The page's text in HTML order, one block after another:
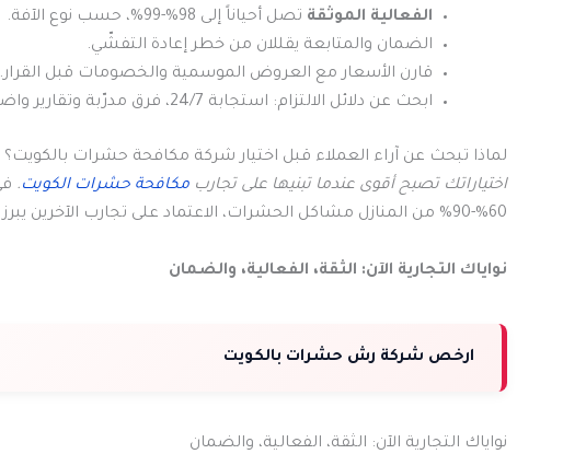
الفعالية الموثقة تصل أحياناً إلى 98%-99%، حسب نوع الآفة.
الضمان والمتابعة يقللان من خطر إعادة التفشّي.
قارن الأسعار مع العروض الموسمية والخصومات قبل القرار.
ابحث عن دلائل الالتزام: استجابة 24/7، فرق مدرّبة وتقارير واضحة.
لماذا تبحث عن آراء العملاء قبل اختيار شركة مكافحة حشرات بالكويت؟
اختياراتك تصبح أقوى عندما تبنيها على تجارب مكافحة حشرات الكويت.
60%-90% من المنازل مشاكل الحشرات، الاعتماد على تجارب الآخرين يبرز أهمية تقييم الأداء قبل الشراء.
نواياك التجارية الآن: الثقة، الفعالية، والضمان
ارخص شركة رش حشرات بالكويت
نواياك التجارية الآن: الثقة، الفعالية، والضمان